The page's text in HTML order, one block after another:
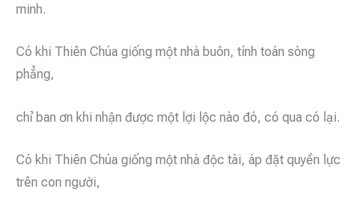
minh.
Có khi Thiên Chúa giống một nhà buôn, tính toán sòng
phẳng,
chỉ ban ơn khi nhận được một lợi lộc nào đó, có qua có lại.
Có khi Thiên Chúa giống một nhà độc tài, áp đặt quyền lực
trên con người,